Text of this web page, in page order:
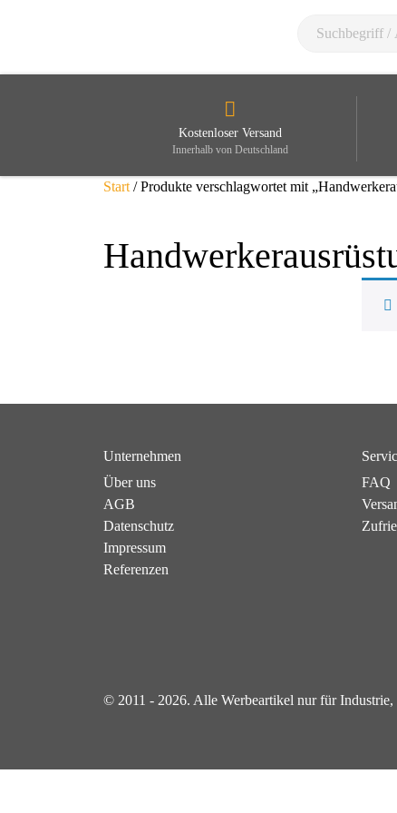
Kostenloser Versand
Innerhalb von Deutschland
Start / Produkte verschlagwortet mit
Unternehmen
Über uns
AGB
Datenschutz
Impressum
Referenzen
FAQ
© 2011 - 2026. Alle Werbeartikel nur für